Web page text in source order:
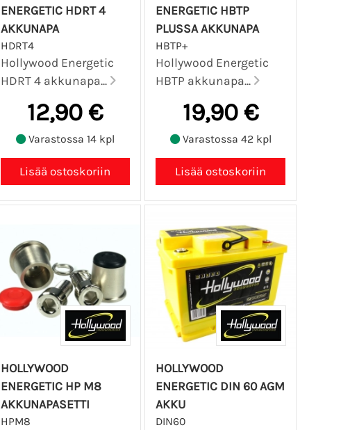
ENERGETIC HDRT 4
AKKUNAPA
HDRT4
Hollywood Energetic
HDRT 4 akkunapa...
12,90 €
Varastossa 14 kpl
ENERGETIC HBTP
PLUSSA AKKUNAPA
HBTP+
Hollywood Energetic
HBTP akkunapa...
19,90 €
Varastossa 42 kpl
HOLLYWOOD
ENERGETIC HP M8
AKKUNAPASETTI
HPM8
HOLLYWOOD
ENERGETIC DIN 60 AGM
AKKU
DIN60